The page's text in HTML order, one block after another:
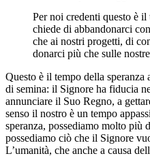
Per noi credenti questo è il
chiede di abbandonarci
che ai nostri progetti, di
donarci più che sulle
Questo è il tempo della speranza
di semina: il Signore ha fiducia
annunciare il Suo Regno, a
senso il nostro è un tempo
speranza, possediamo molto più
possediamo ciò che il Signore
L’umanità, che anche a causa